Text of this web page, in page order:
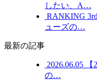
したい、A…
RANKING 3rd
ューズの…
最新の記事
2026.06.05
の…